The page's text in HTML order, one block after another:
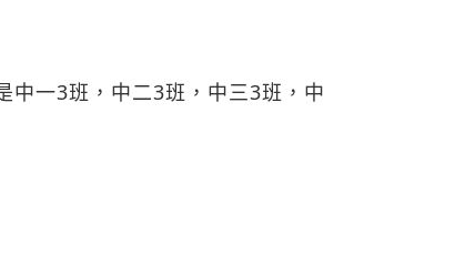
一3班，中二3班，中三3班，中